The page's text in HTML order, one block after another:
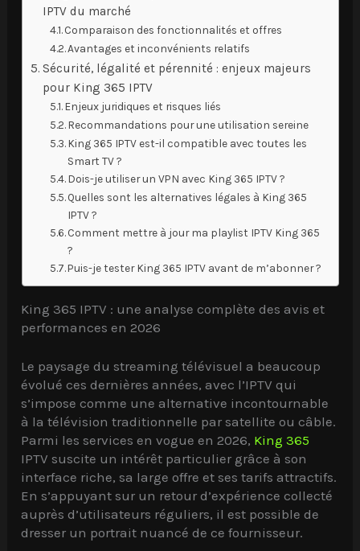
IPTV du marché
Comparaison des fonctionnalités et offres
Avantages et inconvénients relatifs
Sécurité, légalité et pérennité : enjeux majeurs
pour King 365 IPTV
Enjeux juridiques et risques liés
Recommandations pour une utilisation sereine
King 365 IPTV est-il compatible avec toutes les
Smart TV ?
Dois-je utiliser un VPN avec King 365 IPTV ?
Quelles sont les alternatives légales à King 365
IPTV ?
Comment mettre à jour ma playlist IPTV King 365
?
Puis-je tester King 365 IPTV avant de m’abonner ?
King 365 IPTV : une analyse complète des avis et
performances en 2026
Le paysage du streaming télévisuel a beaucoup
évolué ces dernières années, avec l’IPTV qui
s’impose comme une alternative incontournable
à la télévision traditionnelle par satellite ou câble.
Parmi les services en vogue en 2026, King 365
IPTV suscite un intérêt particulier grâce à son
interface riche, sa large offre et ses tarifs attractifs.
En s’appuyant sur un retour d’expérience collecté
auprès d’utilisateurs réguliers, il est possible de
dresser un portrait nuancé de ce fournisseur.